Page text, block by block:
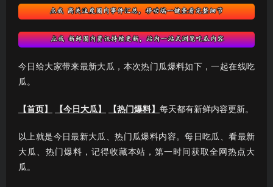
今日给大家带来最新大瓜，本次热门瓜爆料如下，一起在线吃
瓜。
【首页】 【今日大瓜】 【热门爆料】 每天都有新鲜内容更新。
以上就是今日最新大瓜、热门瓜爆料内容。每日吃瓜、看最新
大瓜、热门爆料，记得收藏本站，第一时间获取全网热点大
瓜。